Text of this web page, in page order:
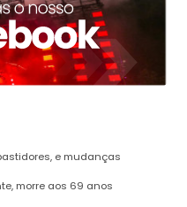
e mudanças
morre aos 69 anos